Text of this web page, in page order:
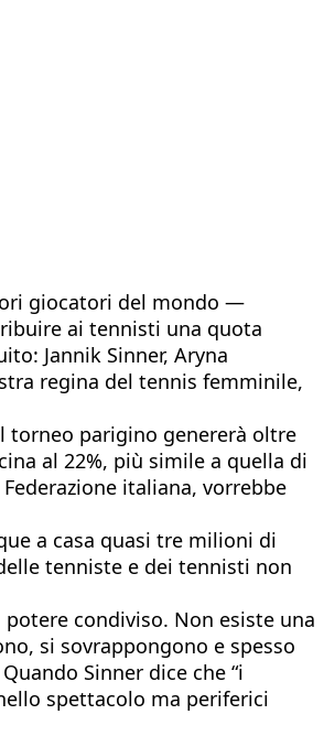
giocatori del mondo —
ai tennisti una quota
Jannik Sinner, Aryna
regina del tennis femminile,
torneo parigino genererà oltre
al 22%, più simile a quella di
italiana, vorrebbe
a casa quasi tre milioni di
tenniste e dei tennisti non
condiviso. Non esiste una
si sovrappongono e spesso
Sinner dice che “i
spettacolo ma periferici